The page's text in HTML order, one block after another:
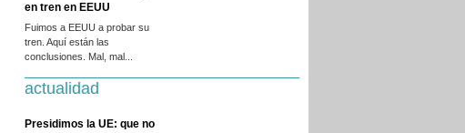
en tren en EEUU
Fuimos a EEUU a probar su
tren. Aquí están las
conclusiones. Mal, mal...
actualidad
Presidimos la UE: que no